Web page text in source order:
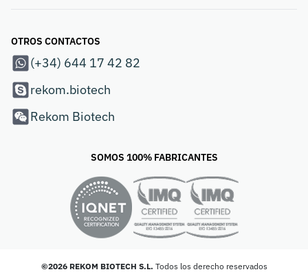
OTROS CONTACTOS
(+34) 644 17 42 82
rekom.biotech
Rekom Biotech
SOMOS 100% FABRICANTES
©2026 REKOM BIOTECH S.L. Todos los derecho reservados